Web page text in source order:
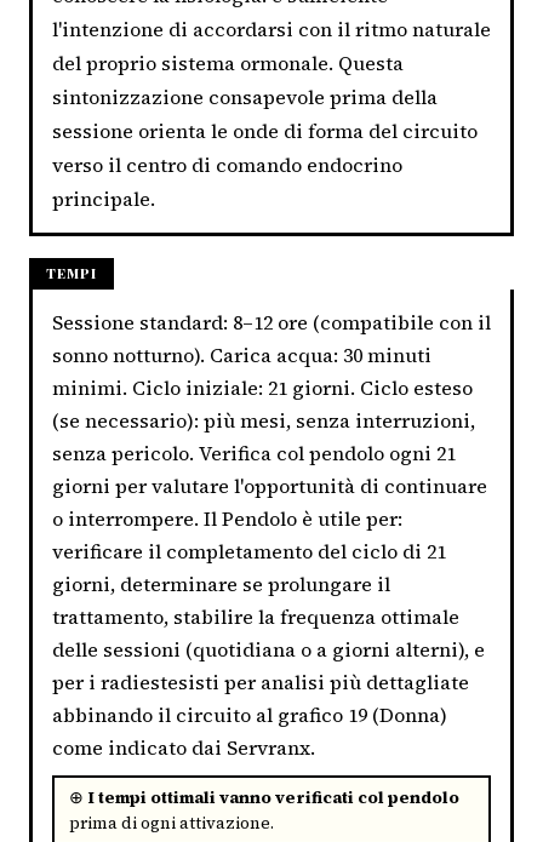
l'intenzione di accordarsi con il ritmo naturale
del proprio sistema ormonale. Questa
sintonizzazione consapevole prima della
sessione orienta le onde di forma del circuito
verso il centro di comando endocrino
principale.
TEMPI
Sessione standard: 8–12 ore (compatibile con il
sonno notturno). Carica acqua: 30 minuti
minimi. Ciclo iniziale: 21 giorni. Ciclo esteso
(se necessario): più mesi, senza interruzioni,
senza pericolo. Verifica col pendolo ogni 21
giorni per valutare l'opportunità di continuare
o interrompere. Il Pendolo è utile per:
verificare il completamento del ciclo di 21
giorni, determinare se prolungare il
trattamento, stabilire la frequenza ottimale
delle sessioni (quotidiana o a giorni alterni), e
per i radiestesisti per analisi più dettagliate
abbinando il circuito al grafico 19 (Donna)
come indicato dai Servranx.
⊕ I tempi ottimali vanno verificati col pendolo
prima di ogni attivazione.